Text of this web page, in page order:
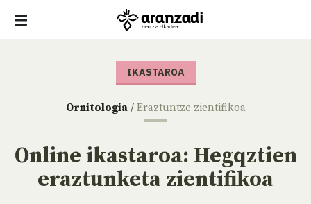
IKASTAROA
Ornitologia/ Eraztuntze zientifikoa
Online ikastaroa: Hegqztien
eraztunketa zientifikoa